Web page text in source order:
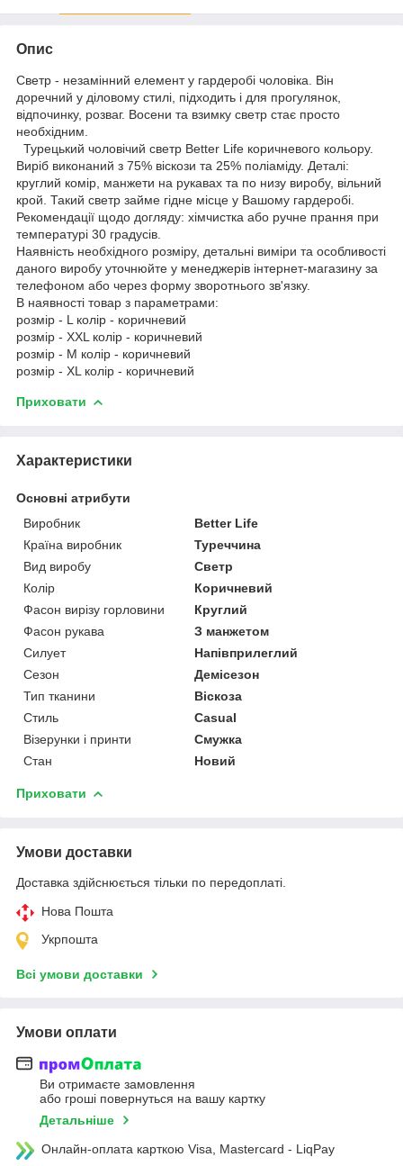
Опис
Светр - незамінний елемент у гардеробі чоловіка. Він
доречний у діловому стилі, підходить і для прогулянок,
відпочинку, розваг. Восени та взимку светр стає просто
необхідним.
Турецький чоловічий светр Better Lifе коричневого кольору.
Виріб виконаний з 75% віскози та 25% поліаміду. Деталі:
круглий комір, манжети на рукавах та по низу виробу, вільний
крой. Такий светр займе гідне місце у Вашому гардеробі.
Рекомендації щодо догляду: хімчистка або ручне прання при
температурі 30 градусів.
Наявність необхідного розміру, детальні виміри та особливості
даного виробу уточнюйте у менеджерів інтернет-магазину за
телефоном або через форму зворотнього зв'язку.
В наявності товар з параметрами:
розмір - L колір - коричневий
розмір - XXL колір - коричневий
розмір - M колір - коричневий
розмір - XL колір - коричневий
Приховати
Характеристики
Основні атрибути
Виробник
Better Life
Країна виробник
Туреччина
Вид виробу
Светр
Колір
Коричневий
Фасон вирізу горловини
Круглий
Фасон рукава
З манжетом
Силует
Напівприлеглий
Сезон
Демісезон
Тип тканини
Віскоза
Стиль
Casual
Візерунки і принти
Смужка
Стан
Новий
Приховати
Умови доставки
Доставка здійснюється тільки по передоплаті.
Нова Пошта
Укрпошта
Всі умови доставки
Умови оплати
Ви отримаєте замовлення
або гроші повернуться на вашу картку
Детальніше
Онлайн-оплата карткою Visa, Mastercard - LiqPay